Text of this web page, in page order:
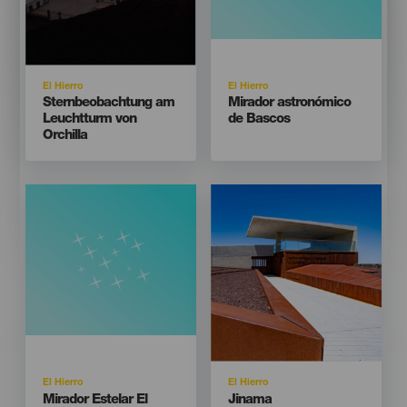
Isla
El Hierro
Titular
Sternbeobachtung am
Leuchtturm von
Orchilla
Isla
El Hierro
Titular
Mirador astronómico
de Bascos
Isla
El Hierro
Titular
Mirador Estelar El
Isla
El Hierro
Titular
Jinama